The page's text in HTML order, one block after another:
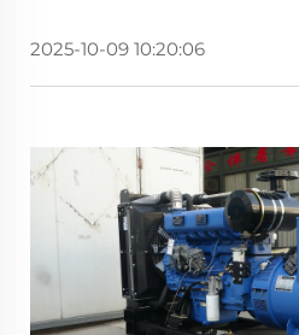
2025-10-09 10:20:06